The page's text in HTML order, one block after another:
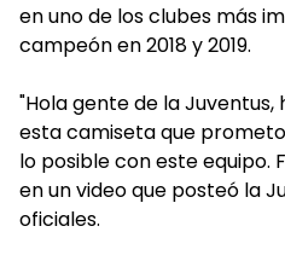
en uno de los clubes más
campeón en 2018 y 2019.
"Hola gente de la
esta camiseta que
lo posible con este equipo.
en un video que posteó la
oficiales.